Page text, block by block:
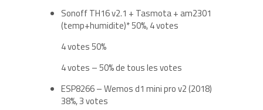
Sonoff TH16 v2.1 + Tasmota + am2301
(temp+humidite)*50%, 4 votes
4 votes 50%
4 votes – 50% de tous les votes
ESP8266 – Wemos d1 mini pro v2 (2018)
38%, 3 votes